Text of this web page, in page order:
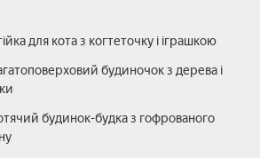
для кота з когтеточку і іграшкою
будиночок з дерева і
будинок-будка з гофрованого